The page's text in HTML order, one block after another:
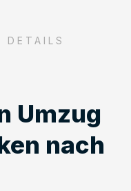
DETAILS
Umzug
nach